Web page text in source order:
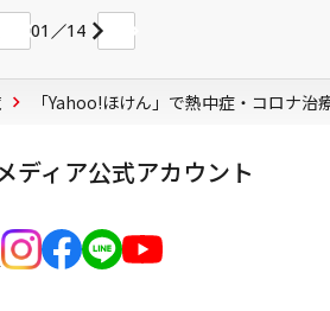
01 14
「Yahoo!ほけん」で熱中症・コロナ
ディア公式アカウント